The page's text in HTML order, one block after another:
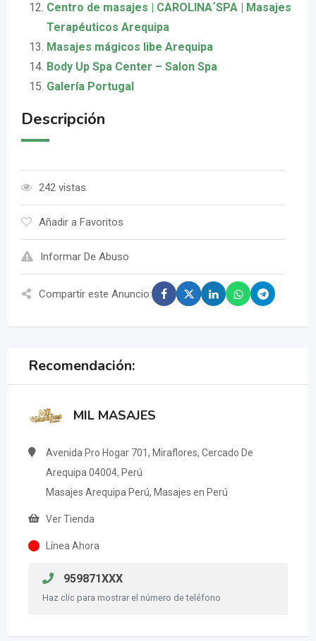
Centro de masajes | CAROLINA´SPA | Masajes
Terapéuticos Arequipa
Masajes mágicos libe Arequipa
Body Up Spa Center – Salon Spa
Galería Portugal
Descripción
242 vistas
Añadir a Favoritos
Informar De Abuso
Compartir este Anuncio:
Recomendación:
MIL MASAJES
Avenida Pro Hogar 701, Miraflores, Cercado De
Arequipa 04004, Perú
Masajes Arequipa Perú, Masajes en Perú
Ver Tienda
Línea Ahora
959871XXX
Haz clic para mostrar el número de teléfono